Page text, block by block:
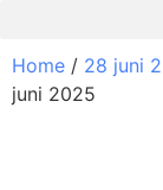
Home / 28 juni
juni 2025